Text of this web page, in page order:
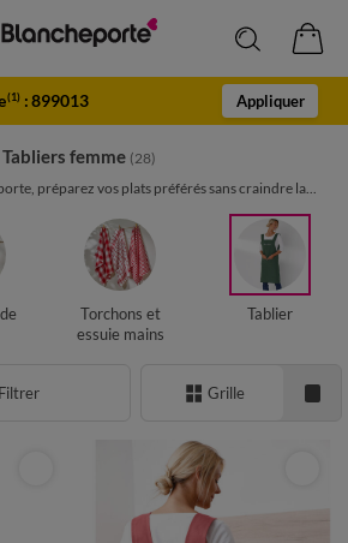
(1) :899013 Appliquer
Tabliers femme (28)
préparez vos plats préférés sans craindre la...
Torchons et
essuie mains
Tablier
Grille